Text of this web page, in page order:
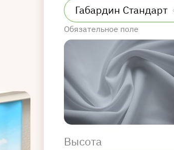
Обязательное поле
Высота